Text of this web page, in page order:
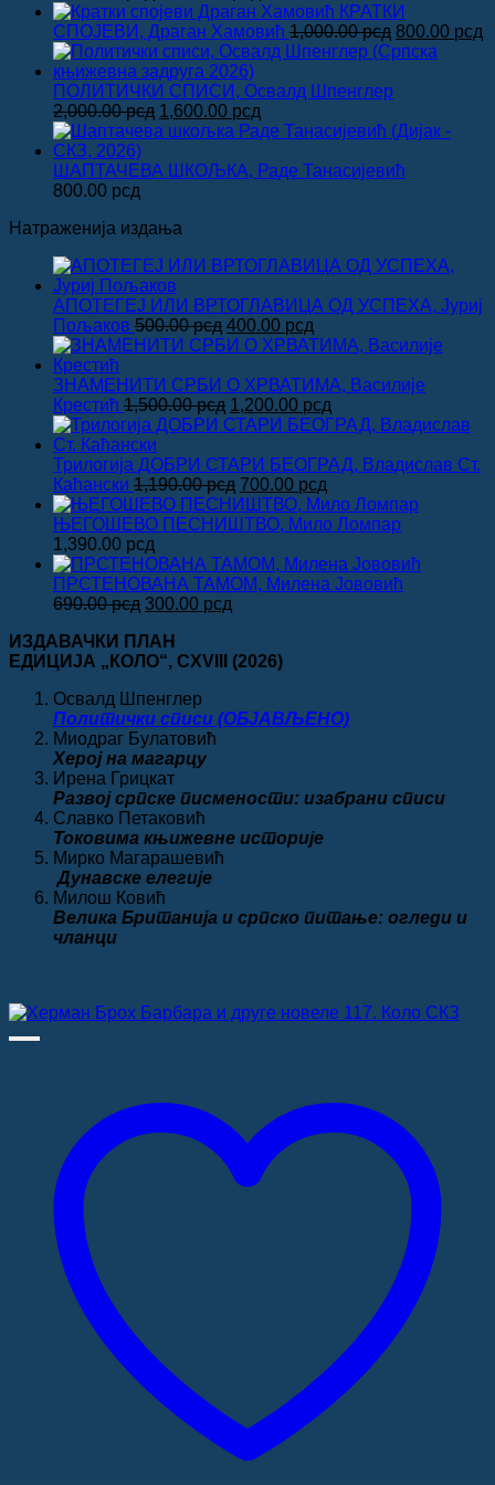
цена
је
била:
2,000.00 рсд.
цена
је:
1,600.00 рсд.
КРАТКИ
СПОЈЕВИ, Драган Хамовић 1,000.00рсд Оригинална
цена
800.00 рсд
ПОЛИТИЧКИ СПИСИ, Освалд Шпенглер
2,000.00рсд Оригинална
цена
била:
1,600.00 рсд
цена
1,600.00 рсд.
ШАПТАЧЕВА ШКОЉКА, Раде Танасијевић
800.00 рсд
Натраженија издања
АПОТЕГЕЈ ИЛИ ВРТОГЛАВИЦА ОД УСПЕХА, Јуриј
Пољаков 500.00рсд Оригинална
цена
била:
500.00 рсд.
400.00 рсд
цена
400.00 рсд.
ЗНАМЕНИТИ СРБИ О ХРВАТИМА, Василије
Крестић 1,500.00рсд Оригинална
цена
била:
1,500.00 рсд.
1,200.00 рсд
цена
1,200.00 рсд.
Трилогија ДОБРИ СТАРИ БЕОГРАД, Владислав Ст.
Каћански 1,190.00рсд Оригинална
цена
је
1,190.00 рсд.
700.00 рсд
цена
је:
ЊЕГОШЕВО ПЕСНИШТВО, Мило Ломпар
1,390.00 рсд
ПРСТЕНОВАНА ТАМОМ, Милена Јововић
690.00рсд Оригинална
је
била:
300.00 рсд
300.00 рсд.
ИЗДАВАЧКИ ПЛАН
ЕДИЦИЈА „КОЛО“, CXVIII
(2026)
Освалд Шпенглер
Политички списи (ОБЈАВЉЕНО)
Миодраг Булатовић
Херој на магарцу
Ирена Грицкат
Развој српске писмености: изабрани списи
Славко Петаковић
Токовима књижевне историје
Мирко Магарашевић
Дунавске елегије
Милош Ковић
Велика Британија и српско питање: огледи и
чланци